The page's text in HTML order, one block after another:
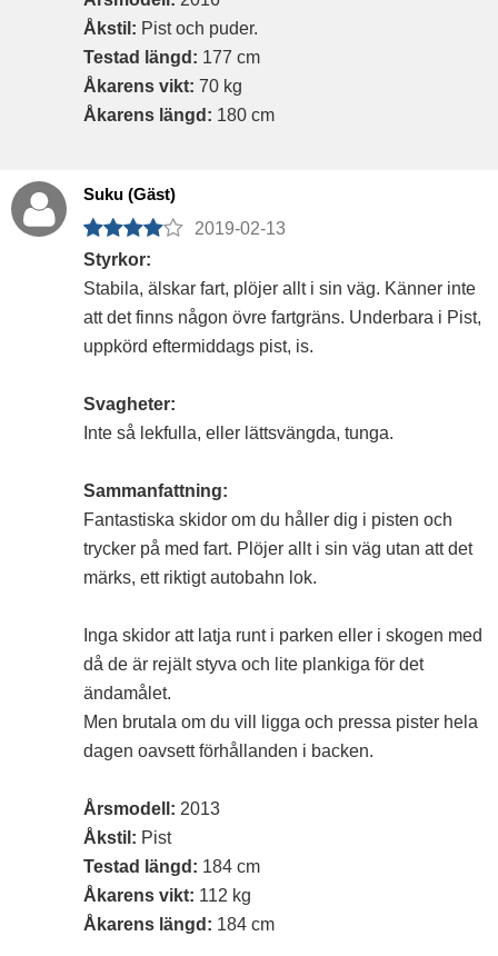
Åkstil: Pist och puder.
Testad längd: 177 cm
Åkarens vikt: 70 kg
Åkarens längd: 180 cm
Suku (Gäst)
2019-02-13
Styrkor:
Stabila, älskar fart, plöjer allt i sin väg. Känner inte
att det finns någon övre fartgräns. Underbara i Pist,
uppkörd eftermiddags pist, is.
Svagheter:
Inte så lekfulla, eller lättsvängda, tunga.
Sammanfattning:
Fantastiska skidor om du håller dig i pisten och
trycker på med fart. Plöjer allt i sin väg utan att det
märks, ett riktigt autobahn lok.
Inga skidor att latja runt i parken eller i skogen med
då de är rejält styva och lite plankiga för det
ändamålet.
Men brutala om du vill ligga och pressa pister hela
dagen oavsett förhållanden i backen.
Årsmodell: 2013
Åkstil: Pist
Testad längd: 184 cm
Åkarens vikt: 112 kg
Åkarens längd: 184 cm